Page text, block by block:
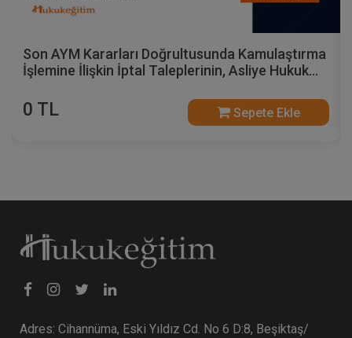
Son AYM Kararları Doğrultusunda Kamulaştırma
İşlemine İlişkin İptal Taleplerinin, Asliye Hukuk
Tespiti Davasına Etkileri Video Eğitimi
0 TL Sepete Ekle
Adres: Cihannüma, Eski Yıldız Cd. No 6 D:8, Beşiktaş/